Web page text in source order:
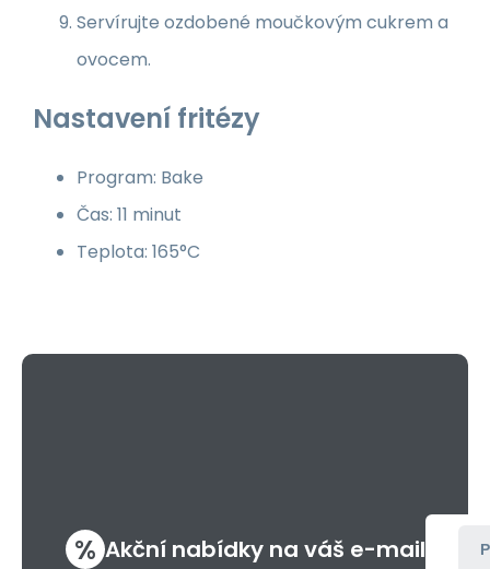
Servírujte ozdobené moučkovým cukrem a
ovocem.
Nastavení fritézy
Program: Bake
Čas: 11 minut
Teplota: 165°C
% Akční nabídky na váš e-mail